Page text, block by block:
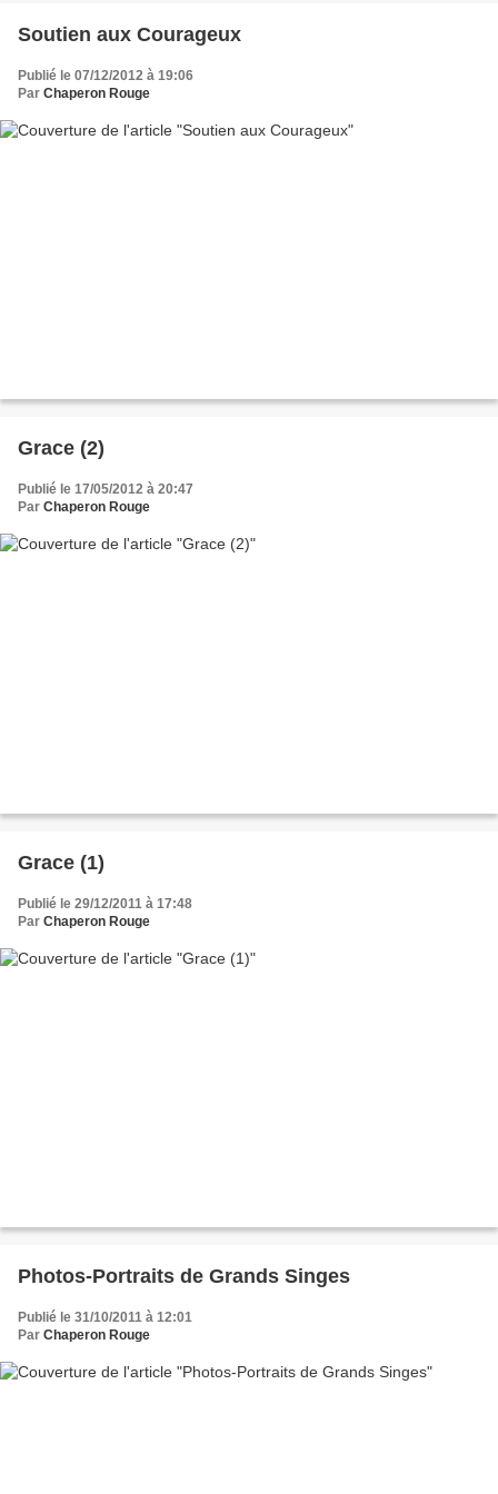
Soutien aux Courageux
Publié le 07/12/2012 à 19:06
Par Chaperon Rouge
Grace (2)
Publié le 17/05/2012 à 20:47
Par Chaperon Rouge
Grace (1)
Publié le 29/12/2011 à 17:48
Par Chaperon Rouge
Photos-Portraits de Grands Singes
Publié le 31/10/2011 à 12:01
Par Chaperon Rouge